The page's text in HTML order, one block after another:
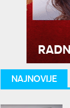
NAJNOVIJE